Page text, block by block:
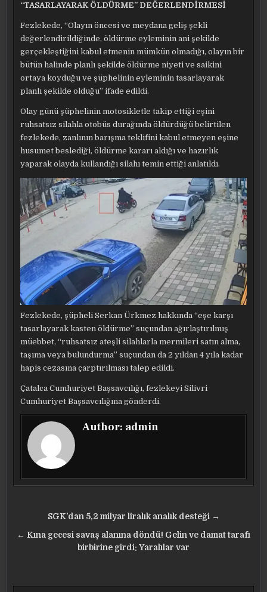
“TASARLAYARAK ÖLDÜRME” DEĞERLENDİRMESİ
Fezlekede, “Olayın öncesi ve meydana geliş şekli
değerlendirildiğinde, öldürme eyleminin ani şekilde
gerçekleştiğini kabul etmenin mümkün olmadığı, olayın bir
bütün halinde planlı şekilde öldürme niyeti ve saikini
ortaya koyduğu ve şüphelinin eyleminin tasarlayarak
planlı şekilde olduğu” ifade edildi.
Olay günü şüphelinin motosikletle takip ettiği eşini
ruhsatsız silahla otobüs durağında öldürdüğü belirtilen
fezlekede, zanlının barışma teklifini kabul etmeyen eşine
husumet beslediği, öldürme kararı aldığı ve hazırlık
yaparak olayda kullandığı silahı temin ettiği anlatıldı.
Fezlekede, şüpheli Serkan Ürkmez hakkında “eşe karşı
tasarlayarak kasten öldürme” suçundan ağırlaştırılmış
müebbet, “ruhsatsız ateşli silahlarla mermileri satın alma,
taşıma veya bulundurma” suçundan da 2 yıldan 4 yıla kadar
hapis cezasına çarptırılması talep edildi.
Çatalca Cumhuriyet Başsavcılığı, fezlekeyi Silivri
Cumhuriyet Başsavcılığına gönderdi.
Author: admin
gezinmesi
SGK’dan 5,2 milyar liralık analık desteği →
← Kına gecesi savaş alanına döndü! Gelin ve damat tarafı
birbirine girdi: Yaralılar var